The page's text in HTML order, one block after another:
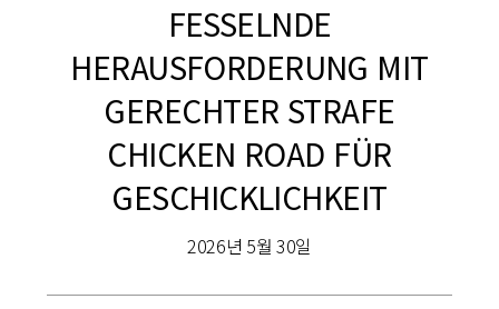
FESSELNDE
HERAUSFORDERUNG MIT
GERECHTER STRAFE
CHICKEN ROAD FÜR
GESCHICKLICHKEIT
2026년 5월 30일